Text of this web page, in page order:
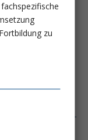
und Niere
eng
die Aufgabe, eine
den
von Blut in der
auch nach
zu